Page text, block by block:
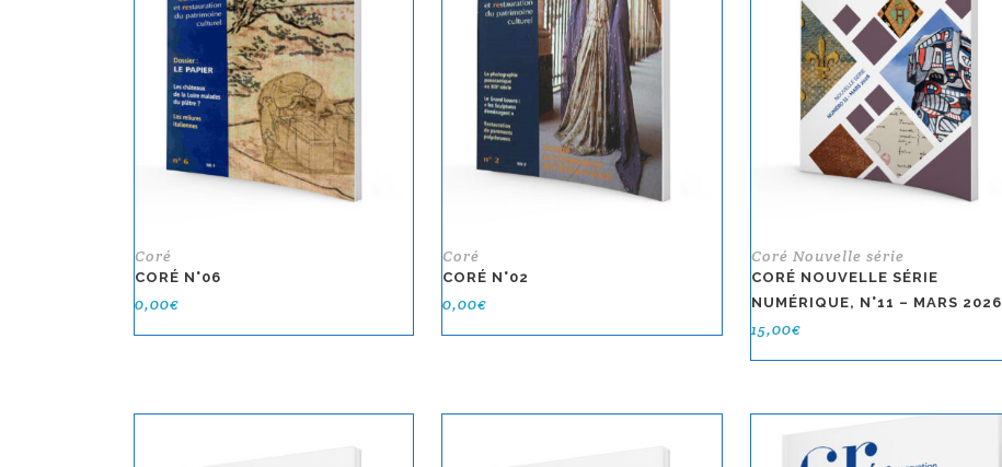
Coré
CORÉ N°06
0,00€
Coré
CORÉ N°02
0,00€
Coré Nouvelle série
CORÉ NOUVELLE SÉRIE
NUMÉRIQUE, N°11 – MARS 2026
15,00€